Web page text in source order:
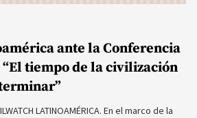
ante la Conferencia
tiempo de la civilización
LATINOAMÉRICA. En el marco de la